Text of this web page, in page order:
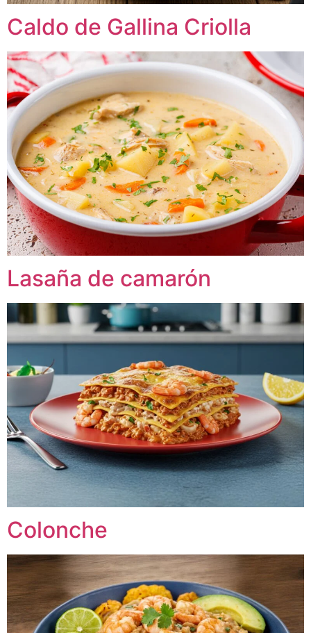
Caldo de Gallina Criolla
Lasaña de camarón
Colonche